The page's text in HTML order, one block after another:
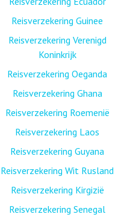
Reisverzekering Guinee
Reisverzekering Verenigd
Koninkrijk
Reisverzekering Oeganda
Reisverzekering Ghana
Reisverzekering Roemenië
Reisverzekering Laos
Reisverzekering Guyana
Reisverzekering Wit Rusland
Reisverzekering Kirgizië
Reisverzekering Senegal